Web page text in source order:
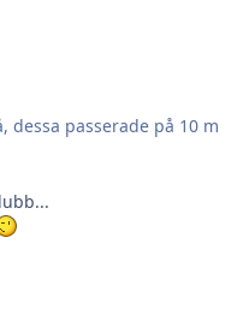
dessa passerade på 10 m